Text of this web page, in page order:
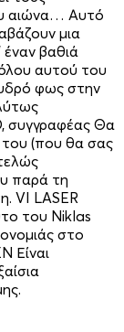
αιώνα… Αυτό
μια
έναν βαθιά
αυτού του
φως στην
συγγραφέας Θα
του (που θα σας
παρά τη
VI LASER
του Niklas
στο
Είναι